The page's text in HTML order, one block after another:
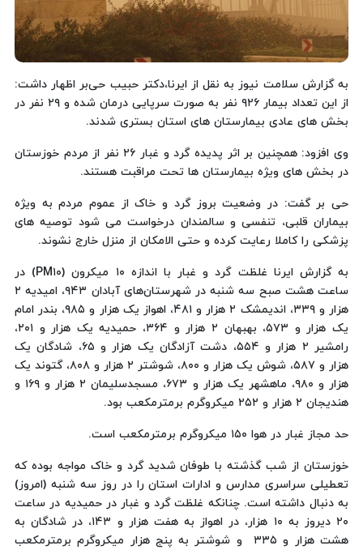
به گزارش سلامت نیوز به نقل از ایرنا،دکتر حبیب حی‌بر اظهار داشت:
از این تعداد بیمار ۹۲۶ نفر به صورت سرپایی درمان شده و ۲۹ نفر در
بخش های عادی بیمارستان های استان بستری شدند.
وی افزود: همچنین بر اثر پدیده گرد و غبار ۲۶ نفر از مردم خوزستان
در بخش های ویژه بیمارستان ها تحت مراقبت هستند.
حی بر گفت: در وضعیت بروز گرد و خاک از عموم مردم به ویژه
بیماران قلبی، تنفسی و سالمندان درخواست می شود توصیه های
پزشکی را کاملا رعایت کرده و حتی الامکان از منزل خارج نشوند.
به گزارش ایرنا غلظت گرد و غبار با اندازه ۱۰ میکرون (PM۱۰) در
ساعت هشت صبح سه شنبه در شهرستان‌های آبادان ۹۴۳، امیدیه ۲
هزار و ۳۳۹، اندیمشک ۲ هزار و ۴۸۱، اهواز یک هزار و ۹۸۵، بندر امام
یک هزار و ۵۷۳، بهبهان ۲ هزار و ۳۶۴، حمیدیه یک هزار و ۲۰۱،
رامشیر ۲ هزار و ۵۵۴، دشت آزادگان یک هزار و ۶۵، شادگان یک
هزار و ۵۸۷، شوش یک هزار و ۸۰۰، شوشتر ۲ هزار و ۸۰۸، گتوند یک
هزار و ۹۸۰، ماهشهر یک هزار و ۶۷۳، مسجدسلیمان ۲ هزار و ۱۶۹ و
هندیجان ۲ هزار و ۲۵۲ میکروگرم برمترمکعب بود.
حد مجاز غبار در هوا ۱۵۰ میکروگرم برمترمکعب است.
خوزستان از شب گذشته با طوفان شدید گرد و خاک مواجه بوده که
تعطیلی سراسری مدارس و ادارات استان را در روز سه شنبه (امروز)
به دنبال داشته است. چنانکه غلظت گرد و غبار در حمیدیه در ساعت
۲۰ دیروز به ۱۰ هزار، در اهواز به هفت هزار و ۱۴۳، در شادگان به
هشت هزار و ۳۳۵ و شوشتر به پنج هزار میکروگرم برمترمکعب